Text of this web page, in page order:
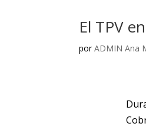
El TPV
porADMIN Ana